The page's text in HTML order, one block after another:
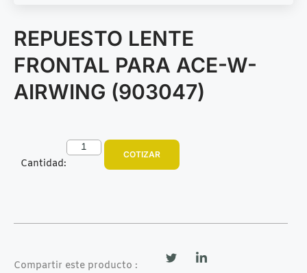
REPUESTO LENTE
FRONTAL PARA ACE-W-
AIRWING (903047)
Cantidad:
COTIZAR
Compartir este producto :